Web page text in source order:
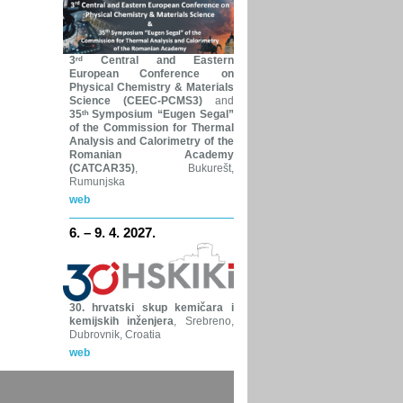
3ʳᵈ Central and Eastern
European Conference on
Physical Chemistry & Materials
Science (CEEC-PCMS3)and
35ᵗʰ Symposium “Eugen Segal”
of the Commission for Thermal
Analysis and Calorimetry of the
Romanian Academy
(CATCAR35), Bukurešt,
Rumunjska
web
6. – 9. 4. 2027.
30. hrvatski skup kemičara i
kemijskih inženjera, Srebreno,
Dubrovnik, Croatia
web